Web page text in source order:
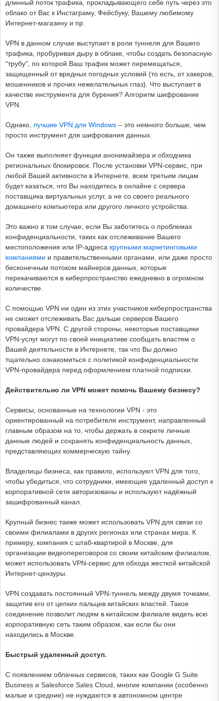
длинный поток трафика, прокладывающего себе путь через это
облако от Вас к Инстаграму, Фейсбуку, Вашему любимому
Интернет-магазину и пр.
VPN в данном случае выступает в роли туннеля для Вашего
трафика, пробуривая дыру в облаке, чтобы создать безопасную
"трубу", по которой Ваш трафик может перемещаться,
защищенный от вредных погодных условий (то есть, от хакеров,
мошенников и прочих нежелательных глаз). Что выступает в
качестве инструмента для бурения? Алгоритм шифрование
VPN.
Однако, лучшие VPN для Windows – это немного больше, чем
просто инструмент для шифрования данных.
Он также выполняет функции анонимайзера и обходчика
региональных блокировок. После установки VPN-сервис, при
любой Вашей активности в Интернете, всем третьим лицам
будет казаться, что Вы находитесь в онлайне с сервера
поставщика виртуальных услуг, а не со своего реального
домашнего компьютера или другого личного устройства.
Это важно в том случае, если Вы заботитесь о проблемах
конфиденциальности, таких как отслеживание Вашего
местоположения или IP-адреса крупными маркетинговыми
компаниями и правительственными органами, или даже просто
бесконечным потоком майнеров данных, которые
перекачиваются в киберпространство ежедневно в огромном
количестве.
С помощью VPN ни один из этих участников киберпространства
не сможет отслеживать Вас дальше серверов Вашего
провайдера VPN. С другой стороны, некоторые поставщики
VPN-услуг могут по своей инициативе сообщать властям о
Вашей деятельности в Интернете, так что Вы должно
тщательно ознакомиться с политикой конфиденциальности
VPN-провайдера перед оформлением платной подписки.
Действительно ли VPN может помочь Вашему бизнесу?
Сервисы, основанные на технологии VPN - это
ориентированный на потребителя инструмент, направленный
главным образом на то, чтобы держать в секрете личные
данные людей и сохранять конфиденциальность данных,
представляющих коммерческую тайну.
Владелицы бизнеса, как правило, используют VPN для того,
чтобы убедиться, что сотрудники, имеющие удаленный доступ к
корпоративной сети авторизованы и используют надёжный
зашифрованный канал.
Крупный бизнес также может использовать VPN для связи со
своими филиалами в других регионах или странах мира. К
примеру, компания с штаб-квартирой в Москве, для
организации видеопереговоров со своим китайским филиалом,
может использовать VPN-сервис для обхода жесткой китайской
Интернет-цензуры.
VPN создавать постоянный VPN-туннель между двумя точками,
защитив его от цепких пальцев китайских властей. Такое
соединение позволит людям в китайском филиале видеть всю
корпоративную сеть таким образом, как если бы они
находились в Москве.
Быстрый удаленный доступ.
С появлением облачных сервисов, таких как Google G Suite
Business и Salesforce Sales Cloud, многие компании (особенно
малые и средние) не нуждаются в автономном центре